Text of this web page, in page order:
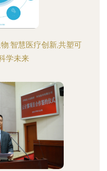
:智慧医疗创新,共塑可
学未来